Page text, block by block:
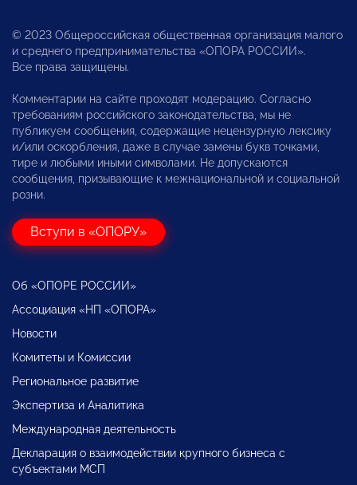
© 2023 Общероссийская общественная организация малого
и среднего предпринимательства «ОПОРА РОССИИ».
Все права защищены.
Комментарии на сайте проходят модерацию. Согласно
требованиям российского законодательства, мы не
публикуем сообщения, содержащие нецензурную лексику
и/или оскорбления, даже в случае замены букв точками,
тире и любыми иными символами. Не допускаются
сообщения, призывающие к межнациональной и социальной
розни.
Вступи в «ОПОРУ»
Об «ОПОРЕ РОССИИ»
Ассоциация «НП «ОПОРА»
Новости
Комитеты и Комиссии
Региональное развитие
Экспертиза и Аналитика
Международная деятельность
Декларация о взаимодействии крупного бизнеса с
субъектами МСП